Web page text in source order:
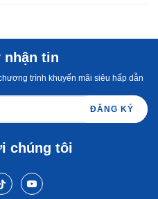
nhận tin
trình khuyến mãi siêu hấp dẫn
ĐĂNG KÝ
chúng tôi